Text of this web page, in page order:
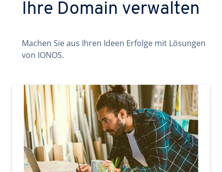
Ihre Domain verwalten
Machen Sie aus Ihren Ideen Erfolge mit Lösungen
von IONOS.